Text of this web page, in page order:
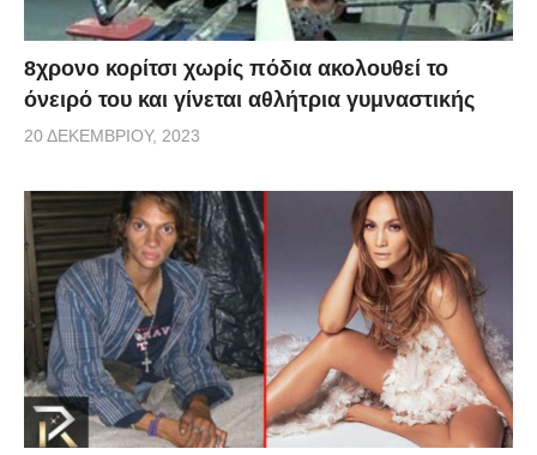
8χρονο κορίτσι χωρίς πόδια ακολουθεί το
όνειρό του και γίνεται αθλήτρια γυμναστικής
20 ΔΕΚΕΜΒΡΊΟΥ, 2023